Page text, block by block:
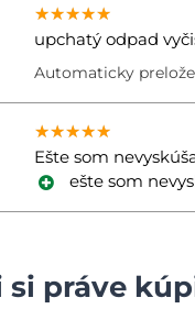
★★★★★
★★★★★
★★★★★
upchatý odpad
Automaticky
★★★★★
★★★★★
★★★★★
Ešte som
ešte som
si práve